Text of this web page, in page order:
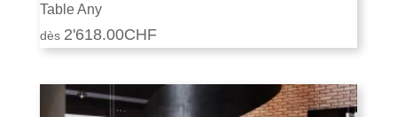
Table Any
2'618.00CHF